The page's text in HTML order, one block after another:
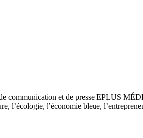
communication et de presse EPLUS
l’écologie, l’économie bleue,